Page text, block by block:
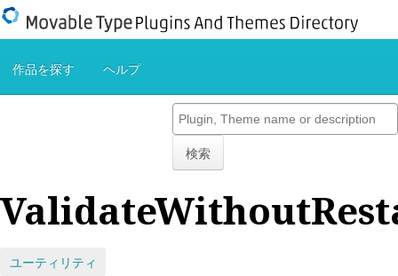
作品を探す ヘルプ
検索
ユーティリティ